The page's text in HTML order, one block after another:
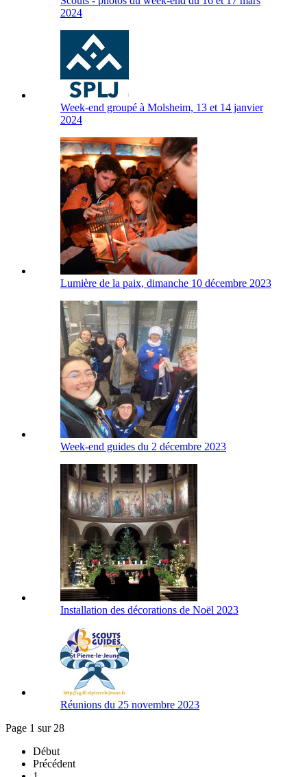
2024
Week-end groupé à Molsheim, 13 et 14 janvier
2024
Lumière de la paix, dimanche 10 décembre 2023
Week-end guides du 2 décembre 2023
Installation des décorations de Noël 2023
Réunions du 25 novembre 2023
Page 1 sur 28
Début
Précédent